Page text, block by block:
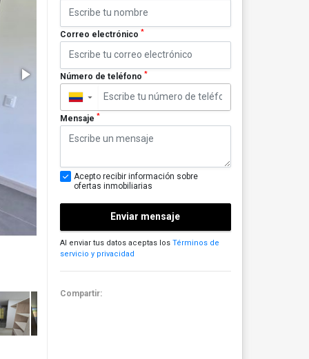
Correo electrónico *
Número de teléfono *
▼
Mensaje *
Acepto recibir información sobre
ofertas inmobiliarias
Enviar mensaje
Al enviar tus datos aceptas los Términos de
servicio y privacidad
Compartir: